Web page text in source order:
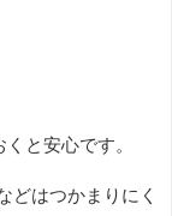
と安心です。
どはつかまりにく